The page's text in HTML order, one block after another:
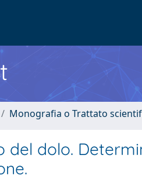
Monografia o Trattato
del dolo.